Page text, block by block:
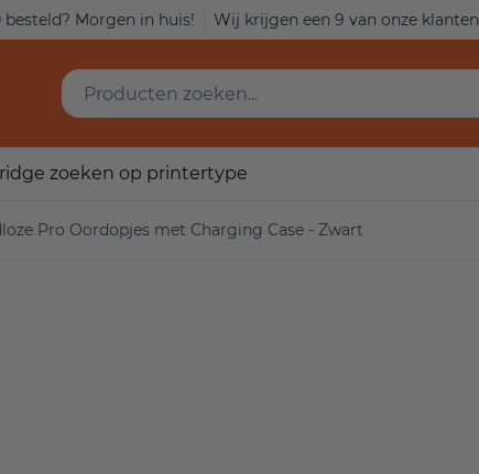
besteld? Morgen in huis! Wij krijgen een 9 van onze klanten
Producten zoeken...
zoeken op printertype
Pro Oordopjes met Charging Case - Zwart